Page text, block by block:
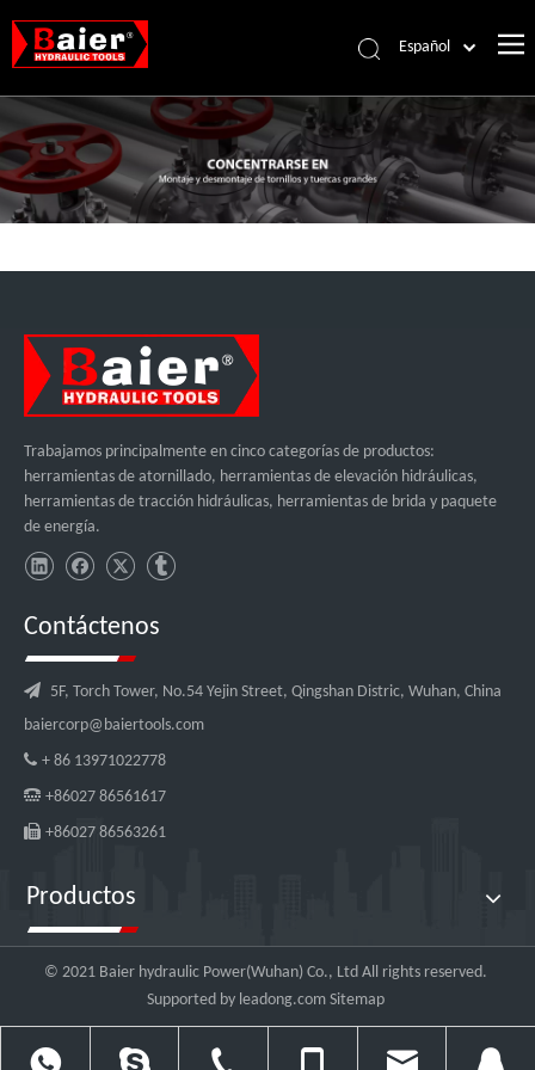
Español
Pусский
Français
العربية
English
Trabajamos principalmente en cinco categorías de productos:
herramientas de atornillado, herramientas de elevación hidráulicas,
herramientas de tracción hidráulicas, herramientas de brida y paquete
de energía.
Contáctenos
 5F, Torch Tower, No.54 Yejin Street, Qingshan Distric, Wuhan, China
baiercorp@baiertools.com
 + 86 13971022778
 +86027 86561617
 +86027 86563261
Productos
© 2021 Baier hydraulic Power(Wuhan) Co., Ltd All rights reserved.
Supported by leadong.com Sitemap